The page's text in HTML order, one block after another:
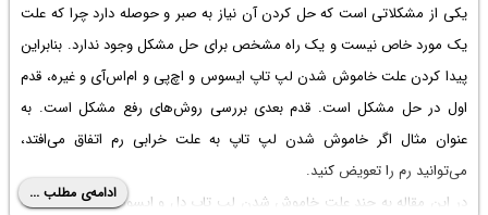
یکی از مشکلاتی است که حل کردن آن نیاز به صبر و حوصله دارد چرا که علت
یک مورد خاص نیست و یک راه مشخص برای حل مشکل وجود ندارد. بنابراین
پیدا کردنعلت خاموش شدن لپ تاپ ایسوس و اچ‌پی و ام‌اس‌آی و غیره، قدم
اول در حل مشکل است. قدم بعدی بررسی روش‌های رفع مشکل است. به
عنوان مثال اگر خاموش شدن لپ تاپ به علت خرابی رم اتفاق می‌افتد،
می‌توانید رم را تعویض کنید.
در این مقاله به چند علت خاموش شدن لپ تاپ دل
و ایسوس و اچ‌پی و غیره
ادامه‌ی مطلب ...